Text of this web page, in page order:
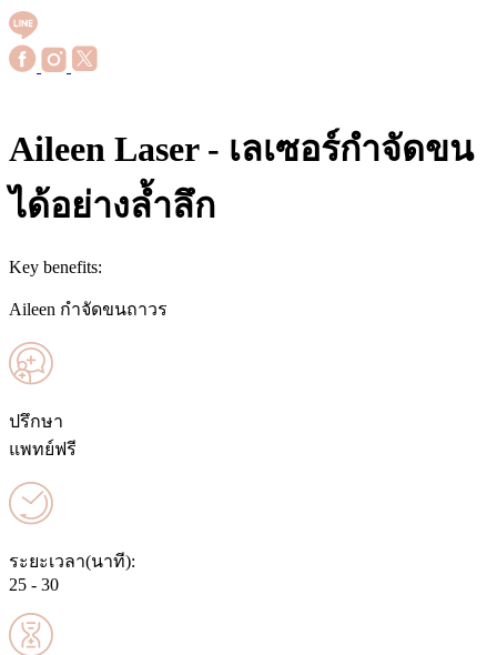
Aileen Laser- เลเซอร์กำจัดขน
ได้อย่างล้ำลึก
Key benefits:
Aileen กำจัดขนถาวร
ปรึกษา
แพทย์ฟรี
ระยะเวลา(นาที):
25 - 30